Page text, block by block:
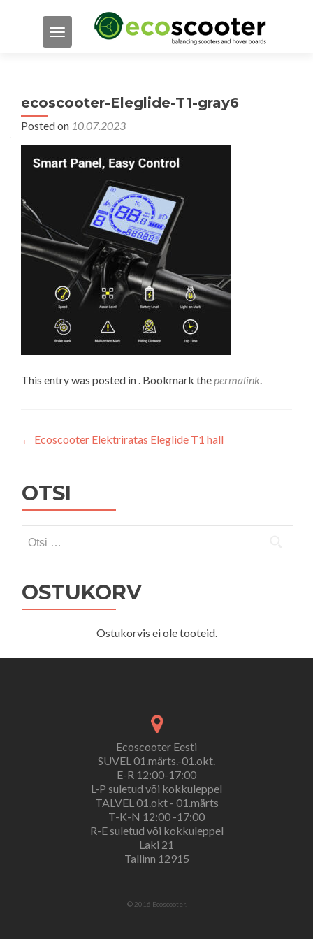
TOGGLE NAVIGATION
ecoscooter-Eleglide-T1-gray6
Posted on 10.07.2023
This entry was posted in . Bookmark thepermalink.
Navigeerimine
← Ecoscooter Elektriratas Eleglide T1 hall
OTSI
OSTUKORV
Ostukorvis ei ole tooteid.
Ecoscooter Eesti
SUVEL 01.märts.-01.okt.
E-R 12:00-17:00
L-P suletud või kokkuleppel
TALVEL 01.okt - 01.märts
T-K-N 12:00 -17:00
R-E suletud või kokkuleppel
Laki 21
Tallinn 12915
© 2016 Ecoscooter.